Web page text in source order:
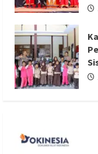
Redaksi 01